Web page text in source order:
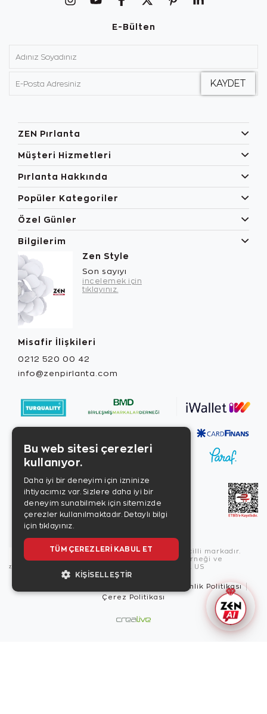
E-Bülten
ZEN Pırlanta
Müşteri Hizmetleri
Pırlanta Hakkında
Popüler Kategoriler
Özel Günler
Bilgilerim
Zen Style
Son sayıyı
incelemek için
tıklayınız.
Misafir İlişkileri
0212 520 00 42
info@zenpirlanta.com
Copyright © 2026, Zen Diamond tescilli markadır.
Zen Diamond Birleşmiş Markalar Derneği ve
Turquality Destek Programı üyesidir. US
Güvenlik Politikası
Çerez Politikası
Bu web sitesi çerezleri
kullanıyor.
Daha iyi bir deneyim için izninize
ihtiyacımız var. Sizlere daha iyi bir
deneyim sunabilmek için sitemizde
çerezler kullanılmaktadır. Detaylı bilgi
için tıklayınız.
TÜM ÇEREZLERI KABUL ET
KIŞISELLEŞTIR